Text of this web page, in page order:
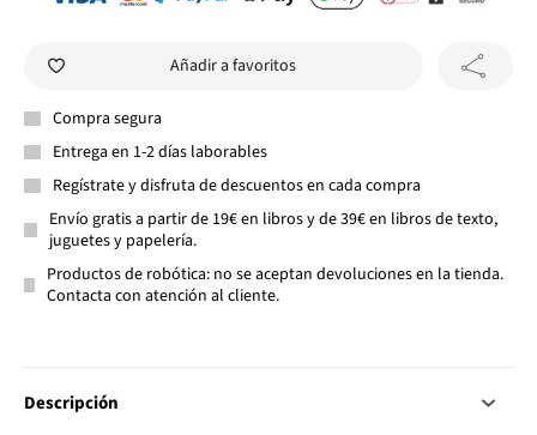
Añadir a favoritos
Compra segura
Entrega en 1-2 días laborables
Regístrate y disfruta de descuentos en cada compra
Envío gratis a partir de 19€ en libros y de 39€ en libros de texto,
juguetes y papelería.
Productos de robótica: no se aceptan devoluciones en la tienda.
Contacta con atención al cliente.
Descripción